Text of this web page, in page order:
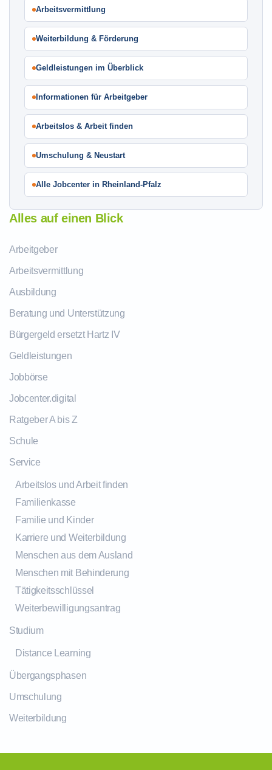
Arbeitsvermittlung
Weiterbildung & Förderung
Geldleistungen im Überblick
Informationen für Arbeitgeber
Arbeitslos & Arbeit finden
Umschulung & Neustart
Alle Jobcenter in Rheinland-Pfalz
Alles auf einen Blick
Arbeitgeber
Arbeitsvermittlung
Ausbildung
Beratung und Unterstützung
Bürgergeld ersetzt Hartz IV
Geldleistungen
Jobbörse
Jobcenter.digital
Ratgeber A bis Z
Schule
Service
Arbeitslos und Arbeit finden
Familienkasse
Familie und Kinder
Karriere und Weiterbildung
Menschen aus dem Ausland
Menschen mit Behinderung
Tätigkeitsschlüssel
Weiterbewilligungsantrag
Studium
Distance Learning
Übergangsphasen
Umschulung
Weiterbildung